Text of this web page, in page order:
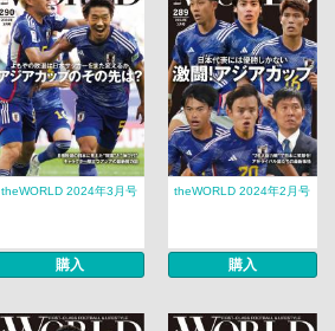
theWORLD 2024年3月号
購入
theWORLD 2024年2月号
購入